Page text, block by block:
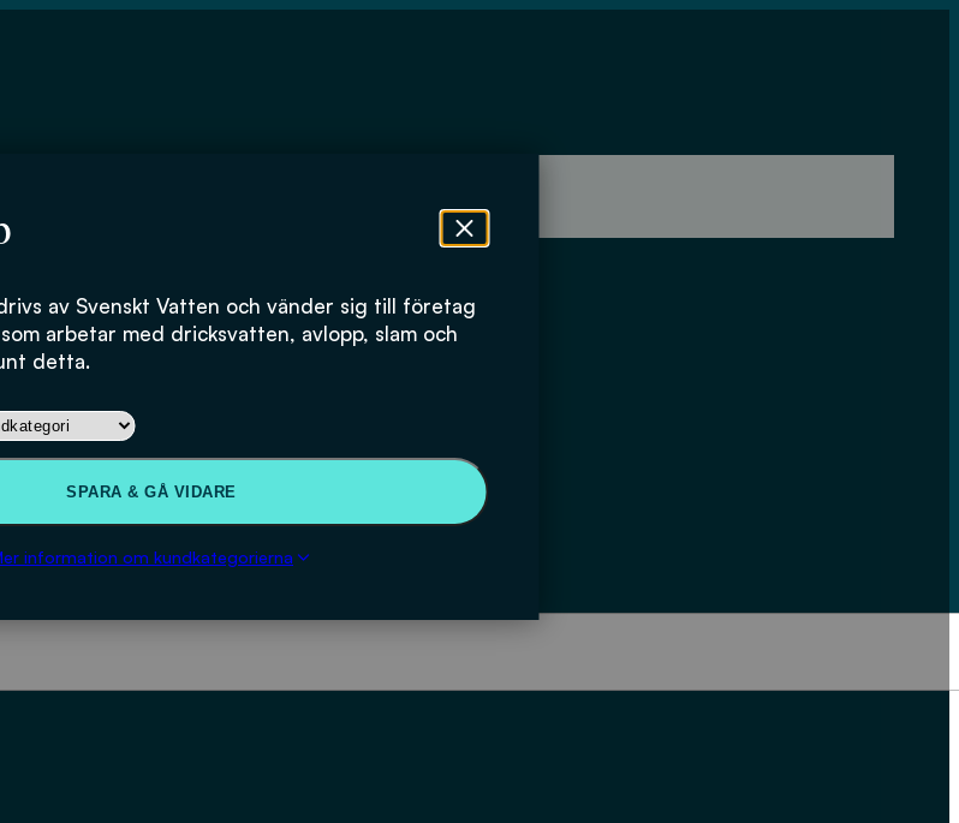
av Svenskt Vatten och vänder sig till företag
arbetar med dricksvatten, avlopp, slam och
detta.
SPARA & GÅ VIDARE
information om kundkategorierna
attityder och
av dricksvatten
NED